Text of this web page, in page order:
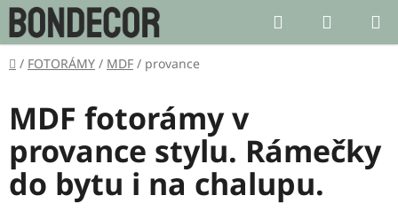
Přejít
na
obsah
Hledat
KOŠÍK
Domů
/ FOTORÁMY / MDF / provance
MDF fotorámy v
provance stylu. Rámečky
do bytu i na chalupu.